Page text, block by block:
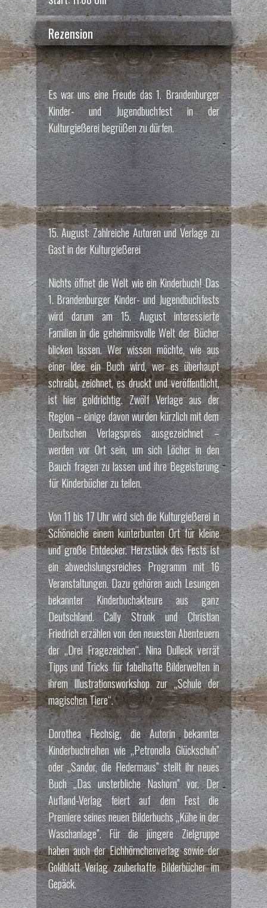
1 Kinder und Jugenbuchfest 3 / 4
3 Kinder und Jugenbuchfest 4 / 4
Rezension
Es war uns eine Freude das 1. Brandenburger
Kinder- und Jugendbuchfest in der
Kulturgießerei begrüßen zu dürfen.
15. August: Zahlreiche Autoren und Verlage zu
Gast in der Kulturgießerei
Nichts öffnet die Welt wie ein Kinderbuch! Das
1. Brandenburger Kinder- und Jugendbuchfests
wird darum am 15. August interessierte
Familien in die geheimnisvolle Welt der Bücher
blicken lassen. Wer wissen möchte, wie aus
einer Idee ein Buch wird, wer es überhaupt
schreibt, zeichnet, es druckt und veröffentlicht,
ist hier goldrichtig. Zwölf Verlage aus der
Region – einige davon wurden kürzlich mit dem
Deutschen Verlagspreis ausgezeichnet –
werden vor Ort sein, um sich Löcher in den
Bauch fragen zu lassen und ihre Begeisterung
für Kinderbücher zu teilen.
Von 11 bis 17 Uhr wird sich die Kulturgießerei in
Schöneiche einem kunterbunten Ort für kleine
und große Entdecker. Herzstück des Fests ist
ein abwechslungsreiches Programm mit 16
Veranstaltungen. Dazu gehören auch Lesungen
bekannter Kinderbuchakteure aus ganz
Deutschland. Cally Stronk und Christian
Friedrich erzählen von den neuesten Abenteuern
der „Drei Fragezeichen“. Nina Dulleck verrät
Tipps und Tricks für fabelhafte Bilderwelten in
ihrem Illustrationsworkshop zur „Schule der
magischen Tiere“.
Dorothea Flechsig, die Autorin bekannter
Kinderbuchreihen wie „Petronella Glückschuh”
oder „Sandor, die Fledermaus” stellt ihr neues
Buch „Das unsterbliche Nashorn” vor. Der
Aufland-Verlag feiert auf dem Fest die
Premiere seines neuen Bilderbuchs „Kühe in der
Waschanlage”. Für die jüngere Zielgruppe
haben auch der Eichhörnchenverlag sowie der
Goldblatt Verlag zauberhafte Bilderbücher im
Gepäck.